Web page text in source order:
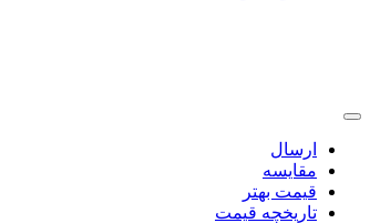
ارسال
مقایسه
قیمت بهتر
تاریخچه قیمت